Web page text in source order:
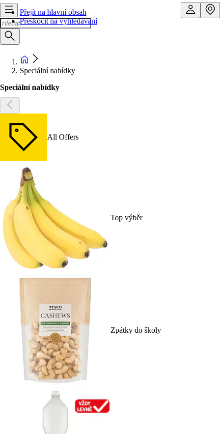
Přejít na hlavní obsah
Přeskočit na vyhledávání
Speciální nabídky
Speciální nabídky
All Offers
Top výběr
Zpátky do školy